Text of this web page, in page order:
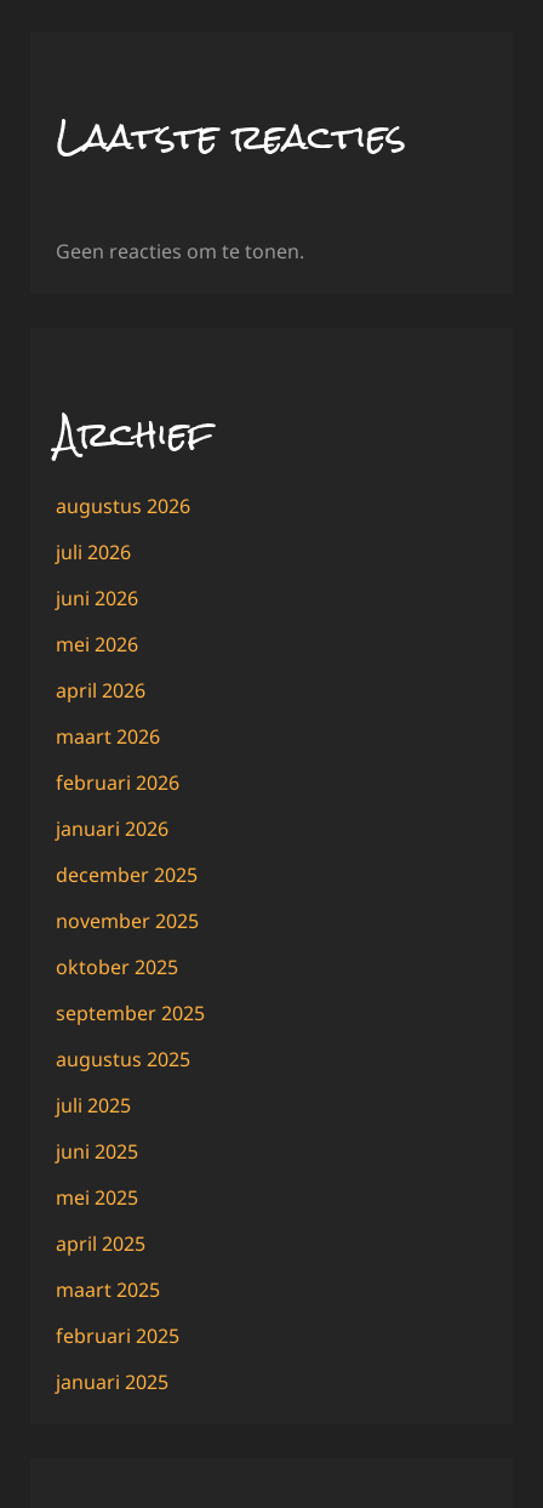
Laatste reacties
Geen reacties om te tonen.
Archief
augustus 2026
juli 2026
juni 2026
mei 2026
april 2026
maart 2026
februari 2026
januari 2026
december 2025
november 2025
oktober 2025
september 2025
augustus 2025
juli 2025
juni 2025
mei 2025
april 2025
maart 2025
februari 2025
januari 2025